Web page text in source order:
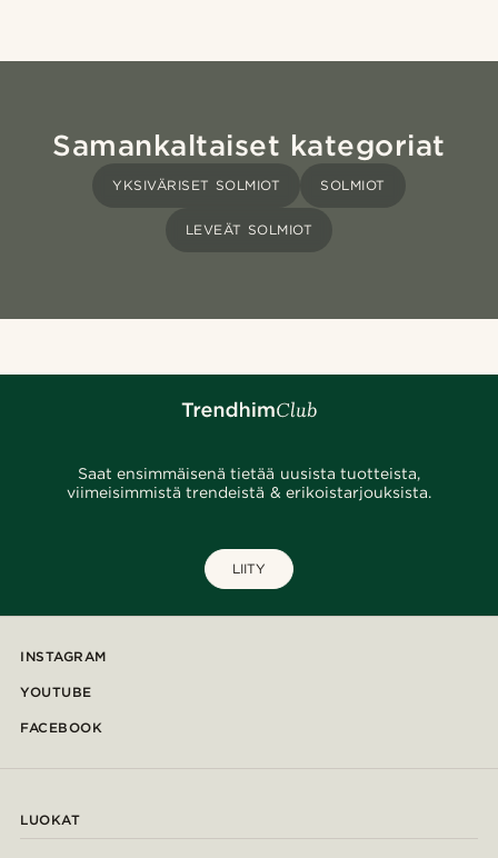
Samankaltaiset kategoriat
YKSIVÄRISET SOLMIOT SOLMIOT
LEVEÄT SOLMIOT
Saat ensimmäisenä tietää uusista tuotteista,
viimeisimmistä trendeistä & erikoistarjouksista.
LIITY
INSTAGRAM
YOUTUBE
FACEBOOK
LUOKAT